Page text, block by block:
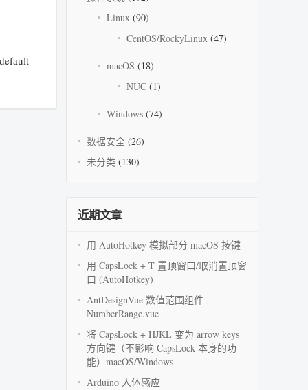
Linux (90)
CentOS/RockyLinux (47)
macOS (18)
NUC (1)
Windows (74)
数据安全 (26)
未分类 (130)
近期文章
用 AutoHotkey 模拟部分 macOS 按键
用 CapsLock + T 置顶窗口/取消置顶窗
口 (AutoHotkey)
AntDesignVue 数值范围组件
NumberRange.vue
将 CapsLock + HJKL 变为 arrow keys
方向键（不影响 CapsLock 本身的功
能）macOS/Windows
Arduino 人体感应